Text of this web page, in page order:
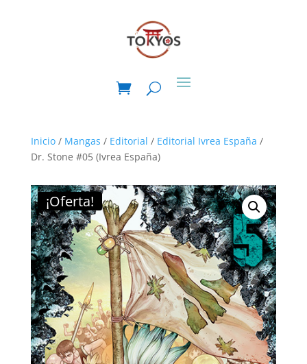
Inicio/ Mangas / Editorial / Editorial Ivrea España /
Dr. Stone #05 (Ivrea España)
¡Oferta!